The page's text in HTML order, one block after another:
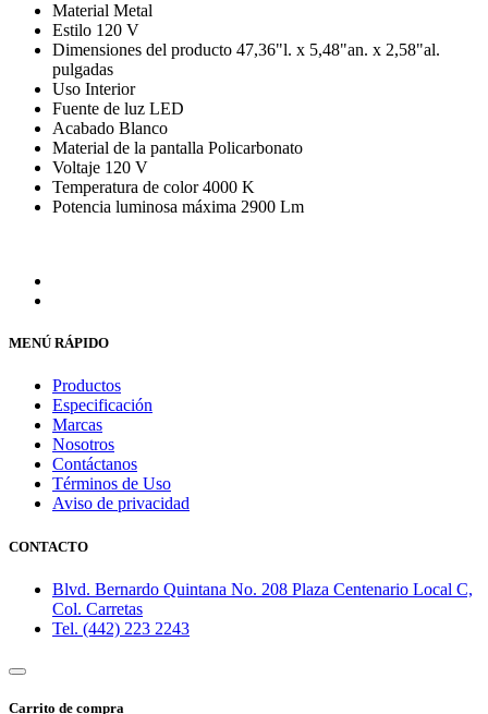
Material ‎Metal
Estilo ‎120 V
Dimensiones del producto ‎47,36"l. x 5,48"an. x 2,58"al.
pulgadas
Uso ‎Interior
Fuente de luz ‎LED
Acabado ‎Blanco
Material de la pantalla ‎Policarbonato
Voltaje ‎120 V
Temperatura de color ‎4000 K
Potencia luminosa máxima ‎2900 Lm
MENÚ RÁPIDO
Productos
Especificación
Marcas
Nosotros
Contáctanos
Términos de Uso
Aviso de privacidad
CONTACTO
Blvd. Bernardo Quintana No. 208 Plaza Centenario Local C,
Col. Carretas
Tel. (442) 223 2243
Carrito de compra